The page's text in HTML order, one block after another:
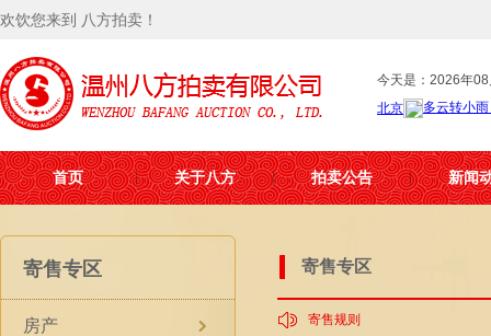
欢饮您来到 八方拍卖！
今天是：2026年
首页 关于八方 拍卖公告 新闻
寄售专区
房产
寄售专区
寄售规则